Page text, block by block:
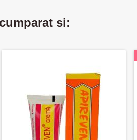
si: